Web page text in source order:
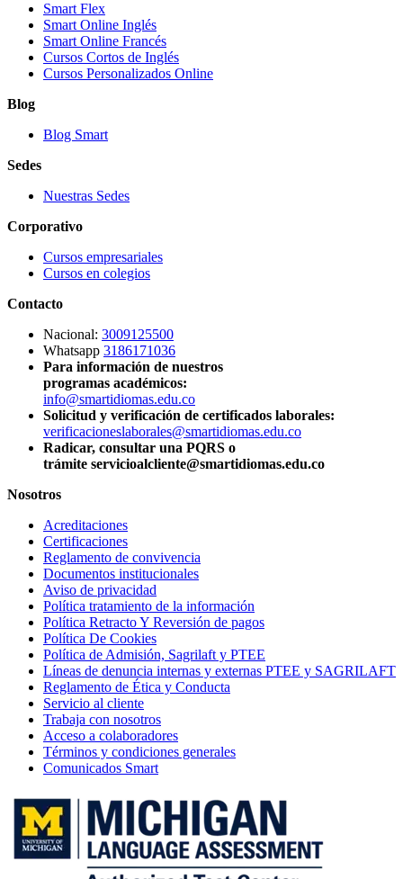
Smart Flex
Smart Online Inglés
Smart Online Francés
Cursos Cortos de Inglés
Cursos Personalizados Online
Blog
Blog Smart
Sedes
Nuestras Sedes
Corporativo
Cursos empresariales
Cursos en colegios
Contacto
Nacional: 3009125500
Whatsapp 3186171036
Para información de nuestros
programas académicos:
info@smartidiomas.edu.co
Solicitud y verificación de certificados laborales:
verificacioneslaborales@smartidiomas.edu.co
Radicar, consultar una PQRS o
trámite servicioalcliente@smartidiomas.edu.co
Nosotros
Acreditaciones
Certificaciones
Reglamento de convivencia
Documentos institucionales
Aviso de privacidad
Política tratamiento de la información
Política Retracto Y Reversión de pagos
Política De Cookies
Política de Admisión, Sagrilaft y PTEE
Líneas de denuncia internas y externas PTEE y SAGRILAFT
Reglamento de Ética y Conducta
Servicio al cliente
Trabaja con nosotros
Acceso a colaboradores
Términos y condiciones generales
Comunicados Smart